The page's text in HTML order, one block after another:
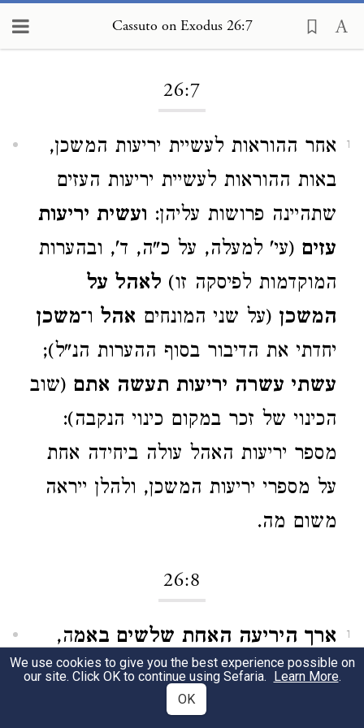
Cassuto on Exodus 26:7
26:7
1
אחר ההוראות לעשיית יריעות המשכן,
באות ההוראות לעשיית יריעות העזים
שתהיינה פרושות עליהן: ועשית יריעות
עזים (עי' למעלה, על כ"ה, ד', ובהערות
המוקדמות לפיסקה זו) לאהל על
המשכן (על שני המונחים אהל ו־משכן
יחדתי את הדיבור בסוף ההערות הנ"ל);
עשתי עשרה יריעות תעשה אתם (שוב
הכינוי של זכר במקום כינוי הנקבה):
מספר יריעות האהל עולה ביחידה אחת
על מספרי יריעות המשכן, ולהלן ייראה
משום מה.
26:8
1 ארך היריעה האחת שלשים באמה,
שתי אמות יותר מאורך יריעות המשכן;
וסיבתוֹ של הבדל זה תתברר אף היא
We use cookies to give you the best experience possible on
our site. Click OK to continue using Sefaria. Learn More.
OK